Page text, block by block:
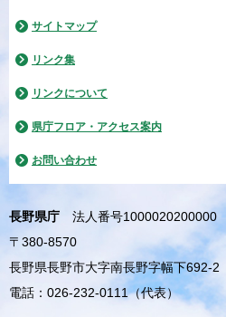
サイトマップ
リンク集
リンクについて
県庁フロア・アクセス案内
お問い合わせ
長野県庁
法人番号1000020200000
〒380-8570
長野県長野市大字南長野字幅下692-2
電話：026-232-0111（代表）